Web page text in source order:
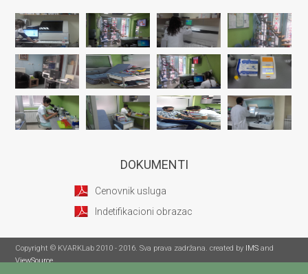
DOKUMENTI
Cenovnik usluga
Indetifikacioni obrazac
Copyright © KVARKLab 2010 - 2016. Sva prava zadržana. created by IMS and
ViewSource